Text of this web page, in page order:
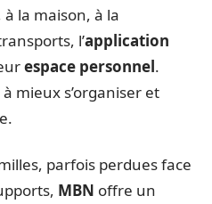
la maison, à la
l’application
espace personnel.
mieux s’organiser et
parfois perdues face
MBN offre un